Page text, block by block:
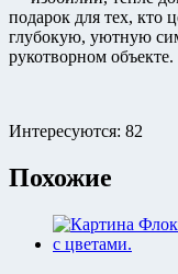
подарок для тех, кто
глубокую, уютную
рукотворном объекте.
Интересуются: 82
Похожие